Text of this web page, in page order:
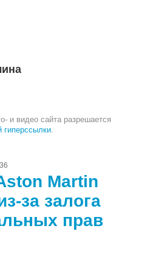
и видео сайта разрешается
гиперссылки
Martin
за залога
прав